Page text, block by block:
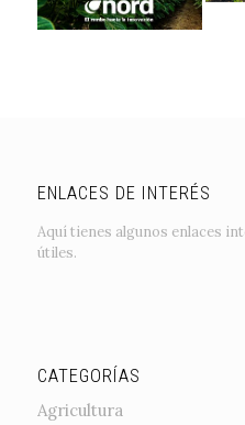
ENLACES DE INTERÉS
Aquí tienes algunos enlaces
útiles.
CATEGORÍAS
Agricultura